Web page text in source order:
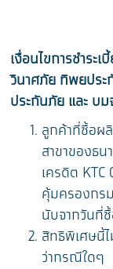
เงื่อนไขการชำระ
วินาศภัย ทิพยปร
ประกันภัย และ บ
ลูกค้าที่ซื้อผ
สาขาของธน
เครดิต KTC
คุ้มครองกร
นับจากวันที่
สิทธิพิเศษนี้
ว่ากรณีใดๆ